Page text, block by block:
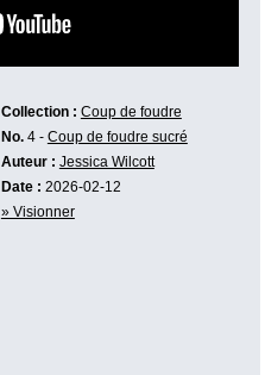
Collection : Coup de foudre
No.4 - Coup de foudre sucré
Auteur : Jessica Wilcott
Date : 2026-02-12
» Visionner